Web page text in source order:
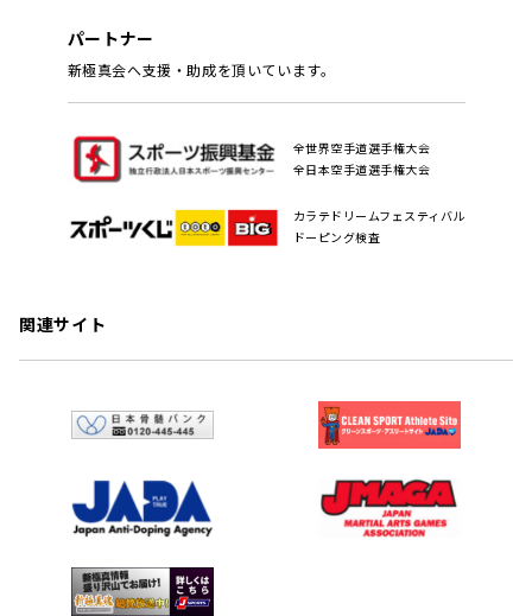
パートナー
新極真会へ支援・助成を頂いています。
全世界空手道選手権大会
全日本空手道選手権大会
カラテドリームフェスティバル
ドーピング検査
関連サイト